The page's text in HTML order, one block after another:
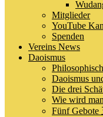
Mitglieder
YouTube
Spenden
Vereins News
Daoismus
Daoismus
Die drei
Wie wird
Fünf Gebote